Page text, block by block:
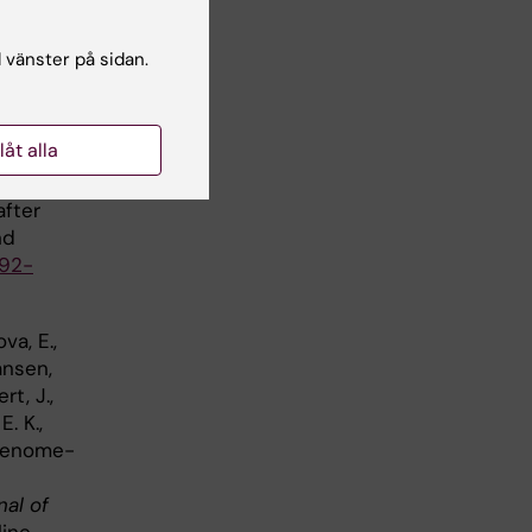
&
E.,
J.,
K.,
of
på sidan.
alla